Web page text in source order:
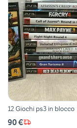
12 Giochi ps3 in blocco
90 €